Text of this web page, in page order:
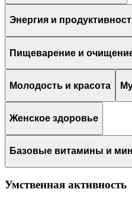
Энергия и
Пищеварение и
Молодость и красота
Женское здоровье
Базовые витамины и
Умственная активность